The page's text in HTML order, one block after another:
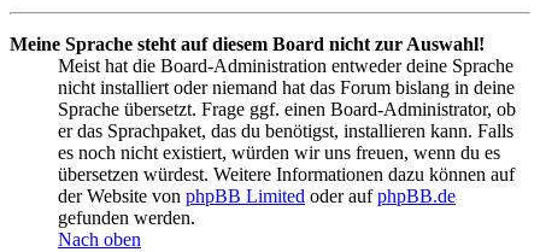
Meine Sprache steht auf diesem Board nicht zur Auswahl!
Meist hat die Board-Administration entweder deine Sprache
nicht installiert oder niemand hat das Forum bislang in deine
Sprache übersetzt. Frage ggf. einen Board-Administrator, ob
er das Sprachpaket, das du benötigst, installieren kann. Falls
es noch nicht existiert, würden wir uns freuen, wenn du es
übersetzen würdest. Weitere Informationen dazu können auf
der Website von phpBB Limited oder aufphpBB.de
gefunden werden.
Nach oben